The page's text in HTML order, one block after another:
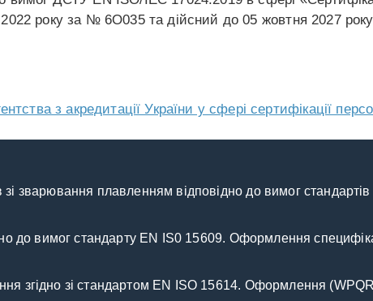
року за № 6О035 та дійсний до 05 жовтня 2027
з акредитації України у сфері сертифікації
зварювання плавленням відповідно до вимог стандартів
до вимог стандарту EN IS0 15609. Оформлення
згідно зі стандартом EN ISO 15614. Оформлення